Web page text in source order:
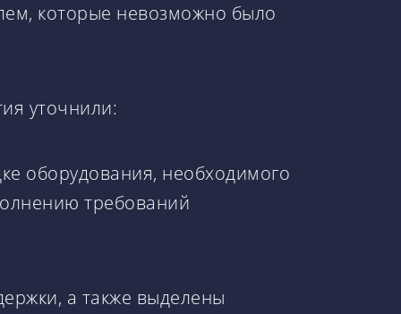
которые невозможно было
уточнили:
оборудования, необходимого
требований
а также выделены